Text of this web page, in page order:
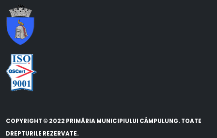
COPYRIGHT © 2022 PRIMĂRIA MUNICIPIULUI CÂMPULUNG. TOATE
DREPTURILE REZERVATE.